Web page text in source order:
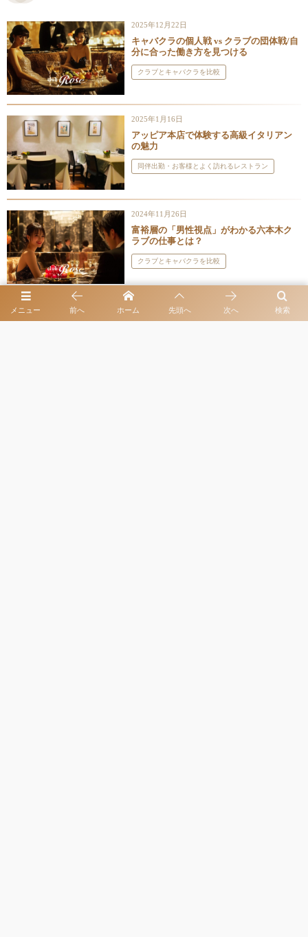
2025年12月22日
キャバクラの個人戦 vs クラブの団体戦/自
分に合った働き方を見つける
クラブとキャバクラを比較
2025年1月16日
アッピア本店で体験する高級イタリアン
の魅力
同伴出勤・お客様とよく訪れるレストラン
2024年11月26日
富裕層の「男性視点」がわかる六本木ク
ラブの仕事とは？
クラブとキャバクラを比較
2024年11月18日
クラブならではの「継続的な働き方」長
メニュー 検索
前へ ホーム 先頭へ 次へ